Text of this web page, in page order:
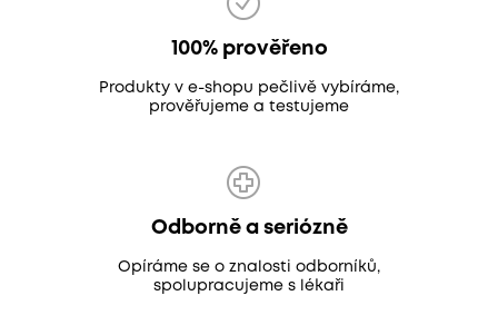
100% prověřeno
Produkty v e-shopu pečlivě vybíráme,
prověřujeme a testujeme
Odborně a seriózně
Opíráme se o znalosti odborníků,
spolupracujeme s lékaři